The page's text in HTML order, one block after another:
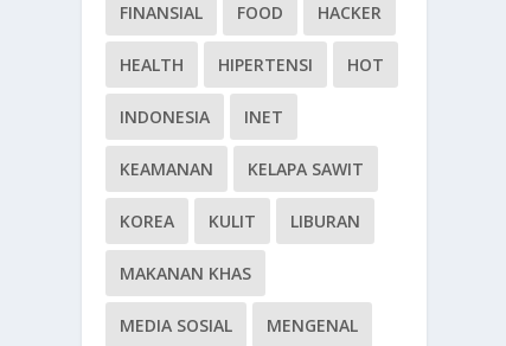
FINANSIAL FOOD HACKER
HEALTH HIPERTENSI HOT
INDONESIA INET
KEAMANAN KELAPA SAWIT
KOREA KULIT LIBURAN
MAKANAN KHAS
MEDIA SOSIAL MENGENAL